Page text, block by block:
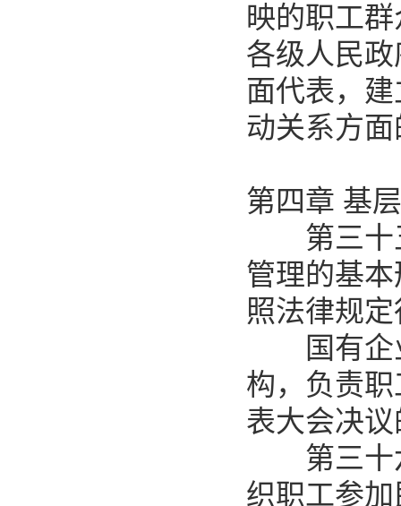
映的职工
各级人民
面代表，
动关系方
第四章 基
第三十五
管理的基
照法律规
国有企业
构，负责
表大会决
第三十六
织职工参